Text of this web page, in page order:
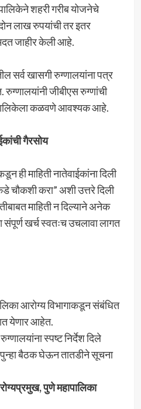
शहरी गरीब योजनेचे
लाख रुपयांची तर इतर
जाहीर केली आहे.
सर्व खासगी रुग्णालयांना पत्र
जीबीएस रुग्णांची
कळवणे आवश्यक आहे.
गैरसोय
ही माहिती नातेवाईकांना दिली
चौकशी करा” अशी उत्तरे दिली
माहिती न दिल्याने अनेक
संपूर्ण खर्च स्वतःच उचलावा लागत
आरोग्य विभागाकडून संबंधित
येणार आहेत.
स्पष्ट निर्देश दिले
बैठक घेऊन तातडीने सूचना
पुणे महापालिका